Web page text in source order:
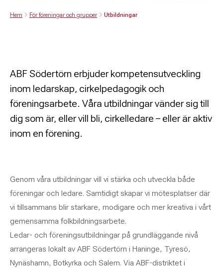
Hem För föreningar och grupper Utbildningar
ABF Södertörn erbjuder kompetensutveckling
inom ledarskap, cirkelpedagogik och
föreningsarbete. Våra utbildningar vänder sig till
dig som är, eller vill bli, cirkelledare – eller är aktiv
inom en förening.
Genom våra utbildningar vill vi stärka och utveckla både
föreningar och ledare. Samtidigt skapar vi mötesplatser där
vi tillsammans blir starkare, modigare och mer kreativa i vårt
gemensamma folkbildningsarbete.
Ledar- och föreningsutbildningar på grundläggande nivå
arrangeras lokalt av ABF Södertörn i Haninge, Tyresö,
Nynäshamn, Botkyrka och Salem. Via ABF-distriktet i